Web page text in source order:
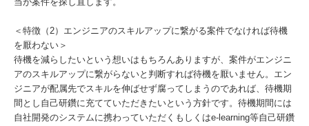
＜特徴（2）エンジニアのスキルアップに繋がる案件でなければ待機
を厭わない＞
待機を減らしたいという想いはもちろんありますが、案件がエンジニ
アのスキルアップに繋がらないと判断すれば待機を厭いません。エン
ジニアが配属先でスキルを伸ばせず腐ってしまうのであれば、待機期
間とし自己研鑽に充てていただきたいという方針です。待機期間には
自社開発のシステムに携わっていただくもしくはe-learning等自己研鑽